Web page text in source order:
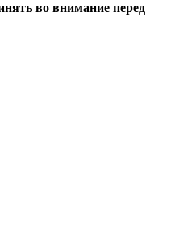
во внимание перед